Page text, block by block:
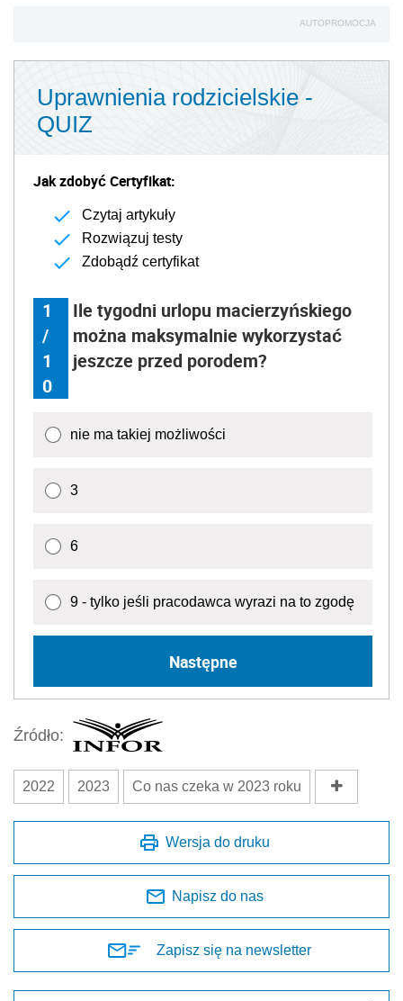
AUTOPROMOCJA
Uprawnienia rodzicielskie -
QUIZ
Jak zdobyć Certyfikat:
Czytaj artykuły
Rozwiązuj testy
Zdobądź certyfikat
1
/
1
0
Ile tygodni urlopu macierzyńskiego
można maksymalnie wykorzystać
jeszcze przed porodem?
nie ma takiej możliwości
3
6
9 - tylko jeśli pracodawca wyrazi na to zgodę
Następne
Źródło:
2022 2023 Co nas czeka w 2023 roku
Wersja do druku
Napisz do nas
Zapisz się na newsletter